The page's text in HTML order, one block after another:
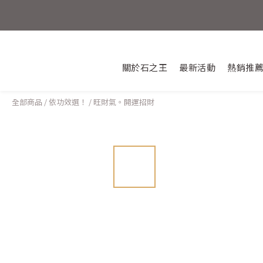
活動結束
關於石之王 最新活動 熱銷推薦
全部商品 /依功效選！ / 旺財氣。開運招財